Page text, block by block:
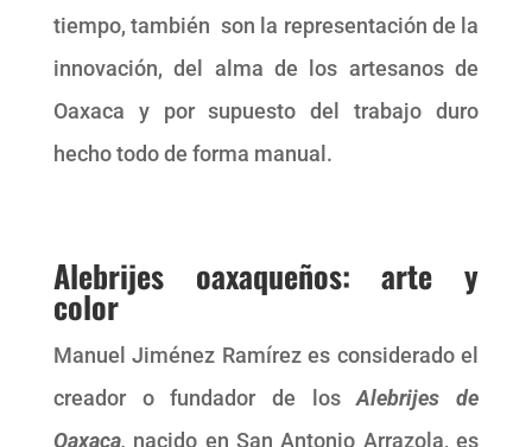
tiempo, también son la representación de la
innovación, del alma de los artesanos de
Oaxaca y por supuesto del trabajo duro
hecho todo de forma manual.
Alebrijes oaxaqueños: arte y
color
Manuel Jiménez Ramírez es considerado el
creador o fundador de losAlebrijes de
Oaxaca, nacido en San Antonio Arrazola, es